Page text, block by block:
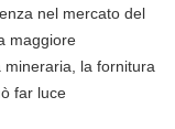
nel mercato del
maggiore
la fornitura
far luce